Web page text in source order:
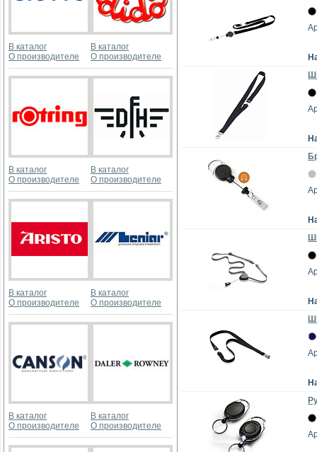
В каталог
О производителе
В каталог
О производителе
В каталог
О производителе
В каталог
О производителе
В каталог
О производителе
В каталог
О производителе
В каталог
О производителе
В каталог
О производителе